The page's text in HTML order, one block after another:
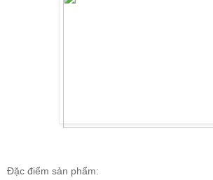
Đặc điểm sản phẩm: